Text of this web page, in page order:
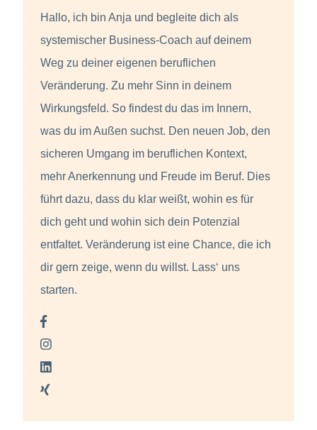
Hallo, ich bin Anja und begleite dich als
systemischer Business-Coach auf deinem
Weg zu deiner eigenen beruflichen
Veränderung. Zu mehr Sinn in deinem
Wirkungsfeld. So findest du das im Innern,
was du im Außen suchst. Den neuen Job, den
sicheren Umgang im beruflichen Kontext,
mehr Anerkennung und Freude im Beruf. Dies
führt dazu, dass du klar weißt, wohin es für
dich geht und wohin sich dein Potenzial
entfaltet. Veränderung ist eine Chance, die ich
dir gern zeige, wenn du willst. Lass‘ uns
starten.